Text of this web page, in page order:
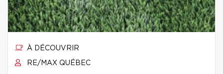
À DÉCOUVRIR
RE/MAX QUÉBEC